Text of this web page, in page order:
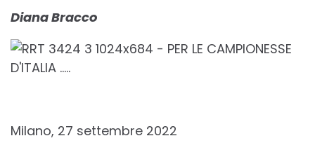
Diana Bracco
Milano, 27 settembre 2022